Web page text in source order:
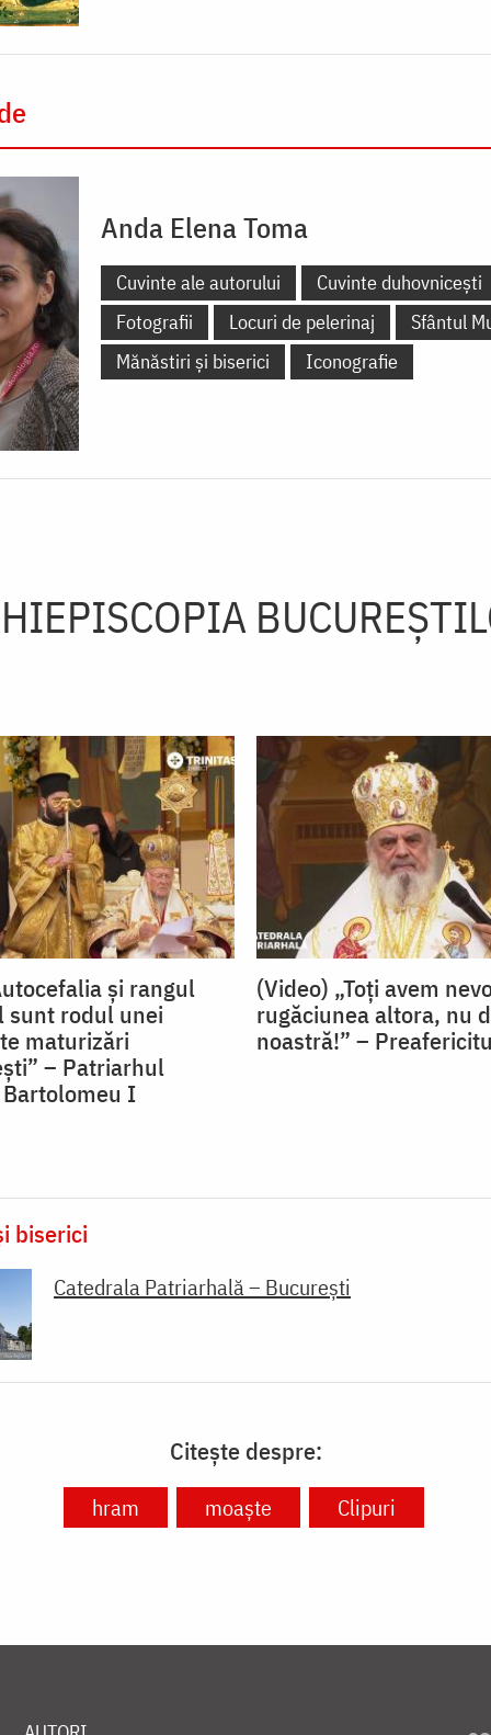
Anda Elena Toma
Cuvinte ale autorului Cuvinte duhovnicești
Fotografii
Locuri de pelerinaj
Sfântul
Mănăstiri și biserici
Iconografie
și rangul
sunt rodul unei
maturizări
– Patriarhul
I
(Video) „Toți avem
rugăciunea altora, nu
noastră!” –
biserici
Catedrala Patriarhală – București
Citește despre:
hram moaște Clipuri